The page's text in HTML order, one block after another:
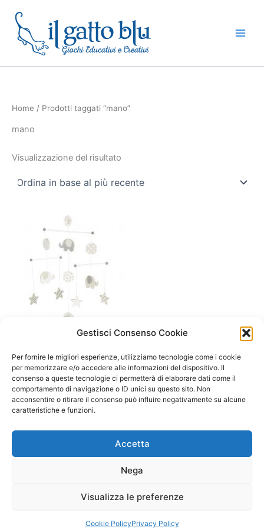
Gestisci Consenso Cookie
Per fornire le migliori esperienze, utilizziamo tecnologie come i cookie
per memorizzare e/o accedere alle informazioni del dispositivo. Il
consenso a queste tecnologie ci permetterà di elaborare dati come il
comportamento di navigazione o ID unici su questo sito. Non
acconsentire o ritirare il consenso può influire negativamente su alcune
caratteristiche e funzioni.
Accetta
Nega
Visualizza le preferenze
Cookie PolicyPrivacy Policy
contenuto
Home / Prodotti taggati “mano”
mano
Visualizzazione del risultato
Giostrina mobile Elefanti e
stelle – Goki
13,90€
Select options
Copyright © 2026 Il Gatto Blu Giochi educativi Montessori e